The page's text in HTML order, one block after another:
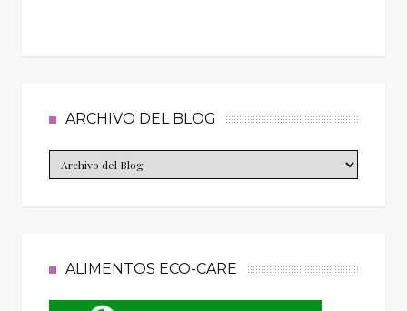
ARCHIVO DEL BLOG
ALIMENTOS ECO-CARE